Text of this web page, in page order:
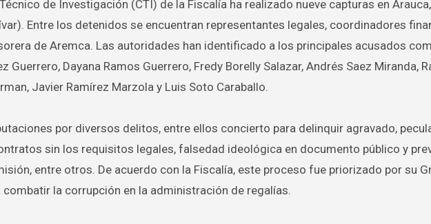
de Investigación (CTI) de la Fiscalía ha realizado nueve capturas en Arauca,
Entre los detenidos se encuentran representantes legales, coordinadores
de Aremca. Las autoridades han identificado a los principales acusados
Guerrero, Dayana Ramos Guerrero, Fredy Borelly Salazar, Andrés Saez Miranda,
Javier Ramírez Marzola y Luis Soto Caraballo.
por diversos delitos, entre ellos concierto para delinquir agravado,
sin los requisitos legales, falsedad ideológica en documento público y
entre otros. De acuerdo con la Fiscalía, este proceso fue priorizado por su
la corrupción en la administración de regalías.